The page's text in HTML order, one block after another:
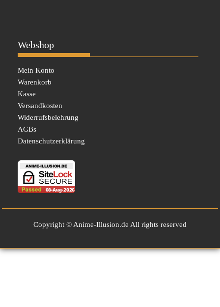
Webshop
Mein Konto
Warenkorb
Kasse
Versandkosten
Widerrufsbelehrung
AGBs
Datenschutzerklärung
Copyright © Anime-Illusion.de All rights reserved